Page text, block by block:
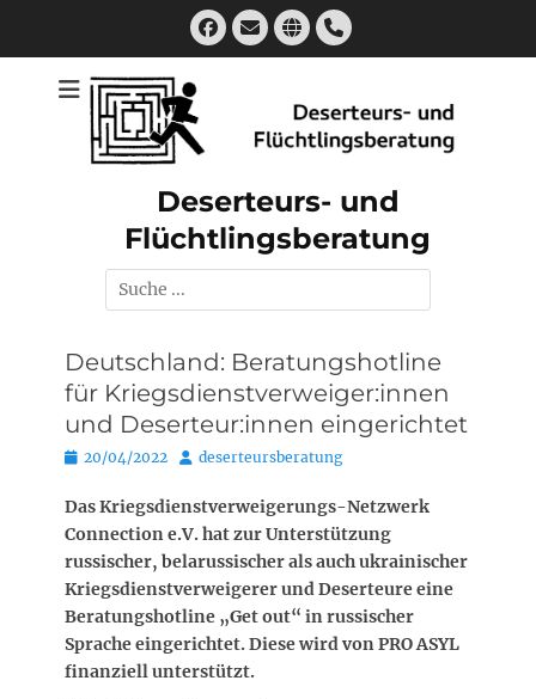
Facebook
E-
Mail
WebsiteHandset
Deserteurs- und
Flüchtlingsberatung
Suchen
nach:
Deutschland: Beratungshotline
für Kriegsdienstverweiger:innen
und Deserteur:innen eingerichtet
Posted
20/04/2022 Autordeserteursberatung
Das Kriegsdienstverweigerungs-Netzwerk
Connection e.V. hat zur Unterstützung
russischer, belarussischer als auch ukrainischer
Kriegsdienstverweigerer und Deserteure eine
Beratungshotline „Get out“ in russischer
Sprache eingerichtet. Diese wird von PRO ASYL
finanziell unterstützt.